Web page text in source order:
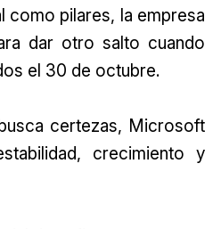
como pilares, la empresa
dar otro salto cuando
el 30 de octubre.
certezas, Microsoft
crecimiento y